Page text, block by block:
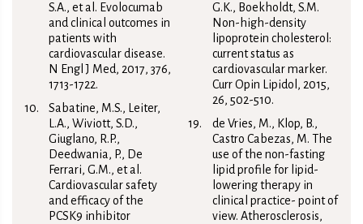
S.A., et al. Evolocumab
and clinical outcomes in
patients with
cardiovascular disease.
N Engl J Med, 2017, 376,
1713-1722.
Sabatine, M.S., Leiter,
L.A., Wiviott, S.D.,
Giuglano, R.P.,
Deedwania, P., De
Ferrari, G.M., et al.
Cardiovascular safety
and efficacy of the
PCSK9 inhibitor
G.K., Boekholdt, S.M.
Non-high-density
lipoprotein cholesterol:
current status as
cardiovascular marker.
Curr Opin Lipidol, 2015,
26, 502-510.
de Vries, M., Klop, B.,
Castro Cabezas, M. The
use of the non-fasting
lipid profile for lipid-
lowering therapy in
clinical practice- point of
view. Atherosclerosis,